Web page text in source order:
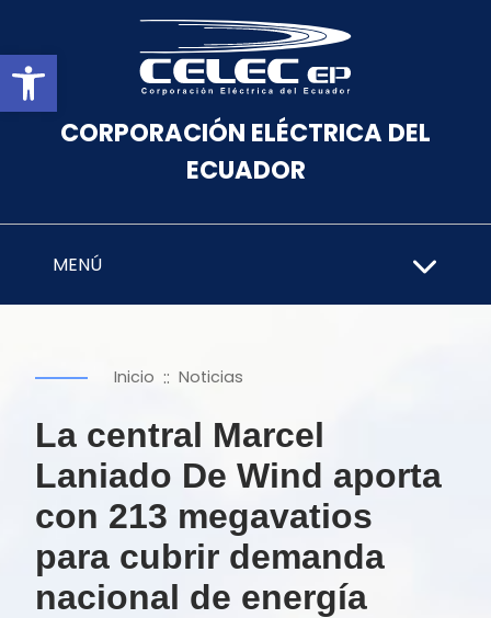
Abrir barra de herramientas
CORPORACIÓN ELÉCTRICA DEL
ECUADOR
MENÚ
Inicio :: Noticias
La central Marcel
Laniado De Wind aporta
con 213 megavatios
para cubrir demanda
nacional de energía